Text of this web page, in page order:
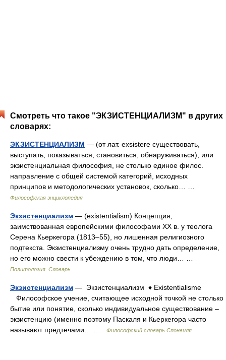
Смотреть что такое "ЭКЗИСТЕНЦИАЛИЗМ" в других
словарях:
ЭКЗИСТЕНЦИАЛИЗМ — (от лат. exsistere существовать,
выступать, показываться, становиться, обнаруживаться), или
экзистенциальная философия, не столько единое филос.
направление с общей системой категорий, исходных
принципов и методологических установок, сколько… …
Философская энциклопедия
Экзистенциализм — (existentialism) Концепция,
заимствованная европейскими философами ХХ в. у теолога
Серена Кьеркегора (1813–55), но лишенная религиозного
подтекста. Экзистенциализму очень трудно дать определение,
но его можно свести к убеждению в том, что люди… …
Политология. Словарь.
Экзистенциализм — Экзистенциализм ♦ Existentialisme
Философское учение, считающее исходной точкой не столько
бытие или понятие, сколько индивидуальное существование –
экзистенцию (именно поэтому Паскаля и Кьеркегора часто
называют предтечами… …
Философский словарь Спонвиля